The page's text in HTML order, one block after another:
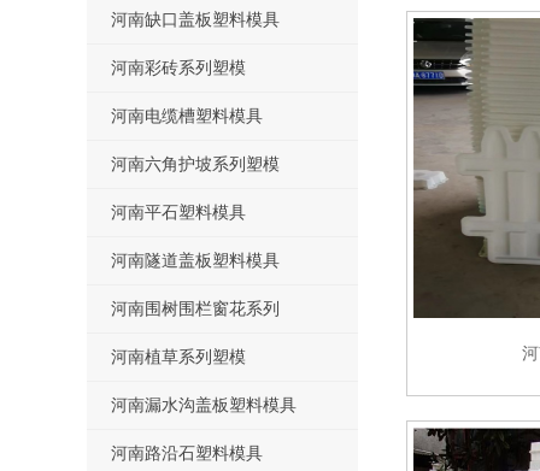
河南缺口盖板塑料模具
河南彩砖系列塑模
河南电缆槽塑料模具
河南六角护坡系列塑模
河南平石塑料模具
河南隧道盖板塑料模具
河南围树围栏窗花系列
河南植草系列塑模
河南漏水沟盖板塑料模具
河南路沿石塑料模具